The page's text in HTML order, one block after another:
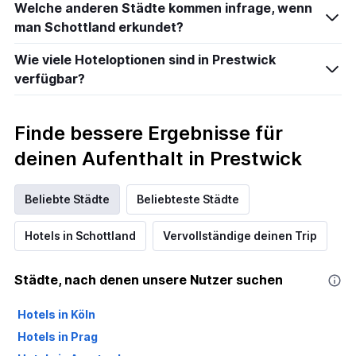
Welche anderen Städte kommen infrage, wenn
man Schottland erkundet?
Wie viele Hoteloptionen sind in Prestwick
verfügbar?
Finde bessere Ergebnisse für
deinen Aufenthalt in Prestwick
Beliebte Städte Beliebteste Städte
Hotels in Schottland Vervollständige deinen Trip
Städte, nach denen unsere Nutzer suchen
Hotels in Köln
Hotels in Prag